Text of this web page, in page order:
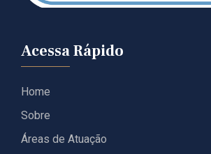
Acessa Rápido
Home
Sobre
Áreas de Atuação